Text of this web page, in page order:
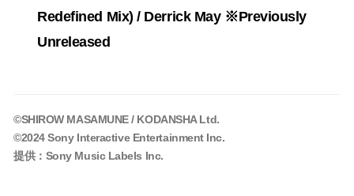
Redefined Mix) / Derrick May ※Previously
Unreleased
©SHIROW MASAMUNE / KODANSHA Ltd.
©2024 Sony Interactive Entertainment Inc.
提供：Sony Music Labels Inc.